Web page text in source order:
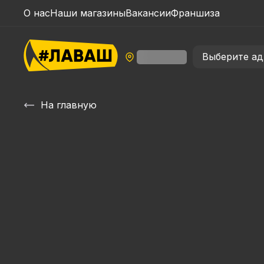
О насНаши магазиныВакансииФраншиза
Выберите
На главную